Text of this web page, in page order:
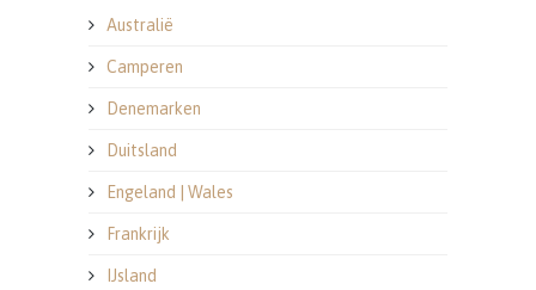
Australië
Camperen
Denemarken
Duitsland
Engeland | Wales
Frankrijk
IJsland